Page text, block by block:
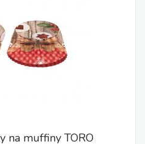
na muffiny TORO